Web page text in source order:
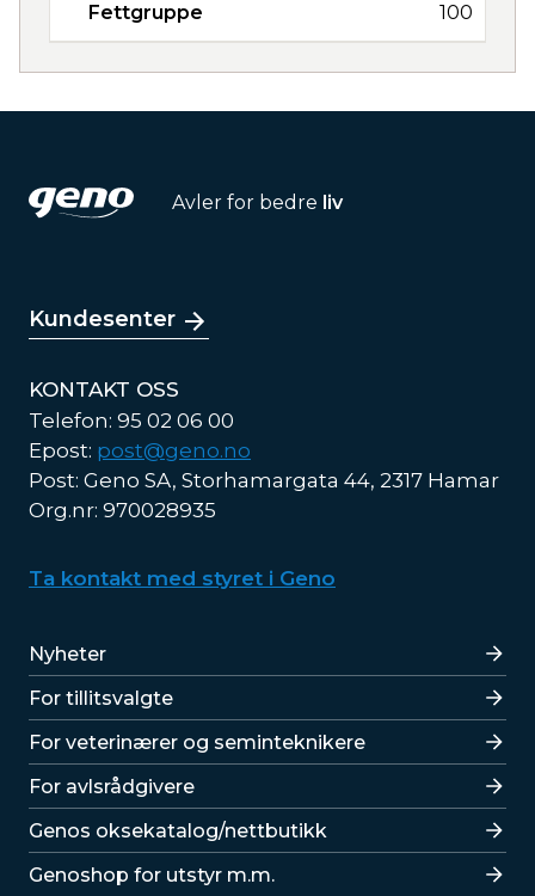
Fettgruppe 100
Avler for bedre liv
Kundesenter
KONTAKT OSS
Telefon: 95 02 06 00
Epost: post@geno.no
Post: Geno SA, Storhamargata 44, 2317 Hamar
Org.nr: 970028935
Ta kontakt med styret i Geno
Lenker
Nyheter
For tillitsvalgte
For veterinærer og seminteknikere
For avlsrådgivere
Lenker
Genos oksekatalog/nettbutikk
Genoshop for utstyr m.m.